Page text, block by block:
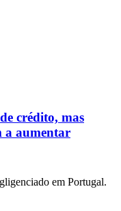
crédito, mas
a aumentar
em Portugal.